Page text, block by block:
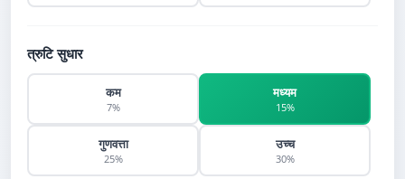
त्रुटि सुधार
कम
7%
मध्यम
15%
गुणवत्ता
25%
उच्च
30%